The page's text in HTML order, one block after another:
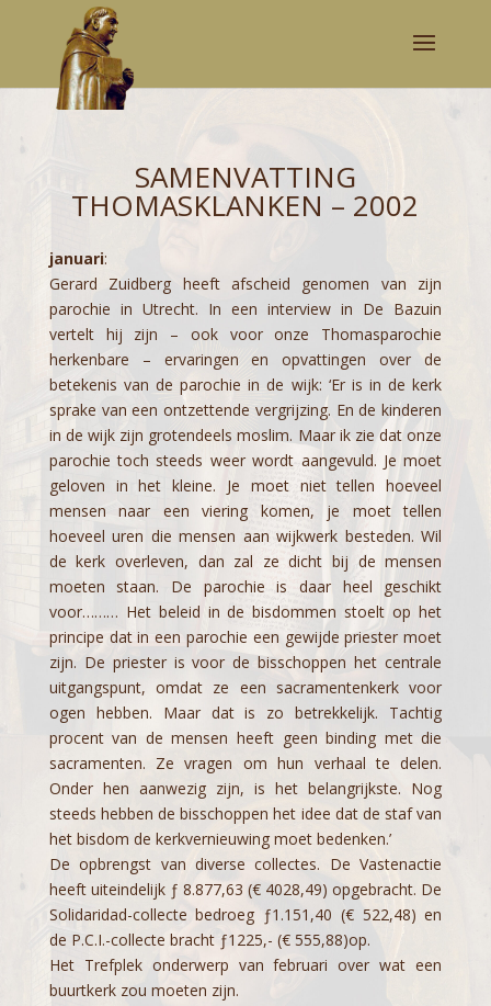
SAMENVATTING
THOMASKLANKEN – 2002
januari:
Gerard Zuidberg heeft afscheid genomen van zijn
parochie in Utrecht. In een interview in De Bazuin
vertelt hij zijn – ook voor onze Thomasparochie
herkenbare – ervaringen en opvattingen over de
betekenis van de parochie in de wijk: ‘Er is in de kerk
sprake van een ontzettende vergrijzing. En de kinderen
in de wijk zijn grotendeels moslim. Maar ik zie dat onze
parochie toch steeds weer wordt aangevuld. Je moet
geloven in het kleine. Je moet niet tellen hoeveel
mensen naar een viering komen, je moet tellen
hoeveel uren die mensen aan wijkwerk besteden. Wil
de kerk overleven, dan zal ze dicht bij de mensen
moeten staan. De parochie is daar heel geschikt
voor……… Het beleid in de bisdommen stoelt op het
principe dat in een parochie een gewijde priester moet
zijn. De priester is voor de bisschoppen het centrale
uitgangspunt, omdat ze een sacramentenkerk voor
ogen hebben. Maar dat is zo betrekkelijk. Tachtig
procent van de mensen heeft geen binding met die
sacramenten. Ze vragen om hun verhaal te delen.
Onder hen aanwezig zijn, is het belangrijkste. Nog
steeds hebben de bisschoppen het idee dat de staf van
het bisdom de kerkvernieuwing moet bedenken.’
De opbrengst van diverse collectes. De Vastenactie
heeft uiteindelijk ƒ 8.877,63 (€ 4028,49) opgebracht. De
Solidaridad-collecte bedroeg ƒ1.151,40 (€ 522,48) en
de P.C.I.-collecte bracht ƒ1225,- (€ 555,88)op.
Het Trefplek onderwerp van februari over wat een
buurtkerk zou moeten zijn.